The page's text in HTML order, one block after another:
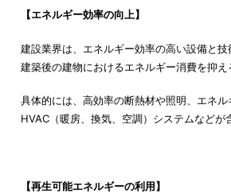
【エネルギー効率の向上】
建設業界は、エネルギー効率の高い設備と技
建築後の建物におけるエネルギー消費を抑え
具体的には、高効率の断熱材や照明、エネ
HVAC（暖房、換気、空調）システムなどが
【再生可能エネルギーの利用】